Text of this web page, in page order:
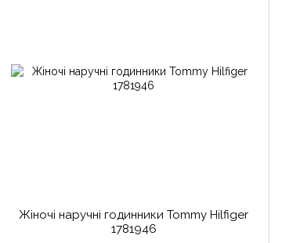
Жіночі наручні годинники Tommy Hilfiger
1781946